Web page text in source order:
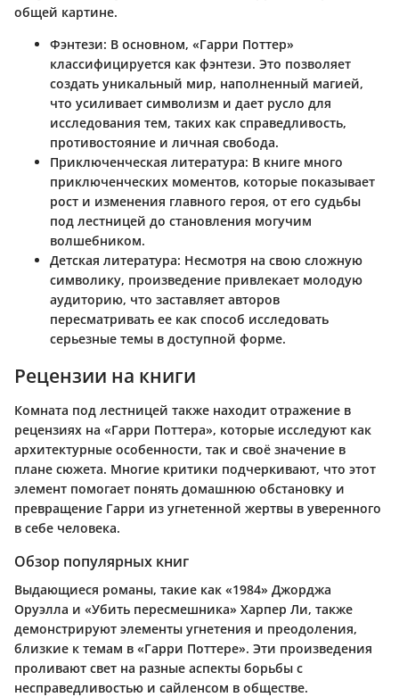
общей картине.
Фэнтези: В основном, «Гарри Поттер»
классифицируется как фэнтези. Это позволяет
создать уникальный мир, наполненный магией,
что усиливает символизм и дает русло для
исследования тем, таких как справедливость,
противостояние и личная свобода.
Приключенческая литература: В книге много
приключенческих моментов, которые показывает
рост и изменения главного героя, от его судьбы
под лестницей до становления могучим
волшебником.
Детская литература: Несмотря на свою сложную
символику, произведение привлекает молодую
аудиторию, что заставляет авторов
пересматривать ее как способ исследовать
серьезные темы в доступной форме.
Рецензии на книги
Комната под лестницей также находит отражение в
рецензиях на «Гарри Поттера», которые исследуют как
архитектурные особенности, так и своё значение в
плане сюжета. Многие критики подчеркивают, что этот
элемент помогает понять домашнюю обстановку и
превращение Гарри из угнетенной жертвы в уверенного
в себе человека.
Обзор популярных книг
Выдающиеся романы, такие как «1984» Джорджа
Оруэлла и «Убить пересмешника» Харпер Ли, также
демонстрируют элементы угнетения и преодоления,
близкие к темам в «Гарри Поттере». Эти произведения
проливают свет на разные аспекты борьбы с
несправедливостью и сайленсом в обществе.